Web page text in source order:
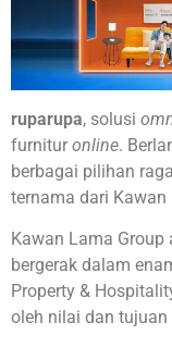
ruparupa, solusi
furnitur online.
berbagai pilihan
ternama dari Kawan
Kawan Lama
bergerak dalam
Property &
oleh nilai dan